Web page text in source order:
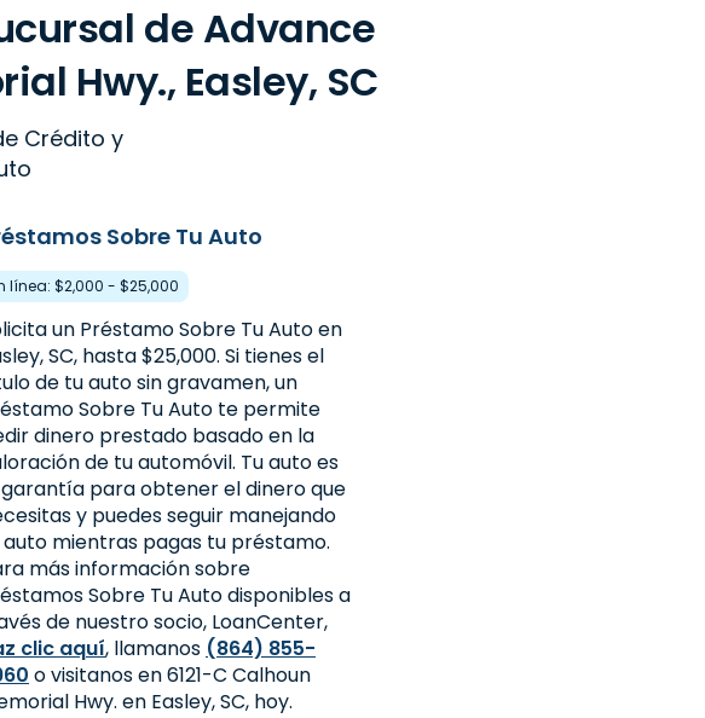
de Advance
Hwy., Easley, SC
Crédito y
Sobre Tu Auto
línea: $2,000 - $25,000
un Préstamo Sobre Tu Auto en
SC, hasta $25,000. Si tienes el
de tu auto sin gravamen, un
Sobre Tu Auto te permite
dinero prestado basado en la
de tu automóvil. Tu auto es
para obtener el dinero que
y puedes seguir manejando
mientras pagas tu préstamo.
más información sobre
Sobre Tu Auto disponibles a
de nuestro socio, LoanCenter,
clic aquí, llamanos (864) 855-
o visitanos en 6121-C Calhoun
Hwy. en Easley, SC, hoy.